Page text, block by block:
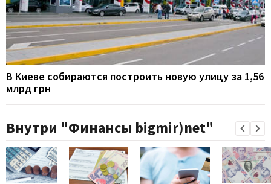
В Киеве собираются построить новую улицу за 1,56
млрд грн
Внутри "Финансы bigmir)net"